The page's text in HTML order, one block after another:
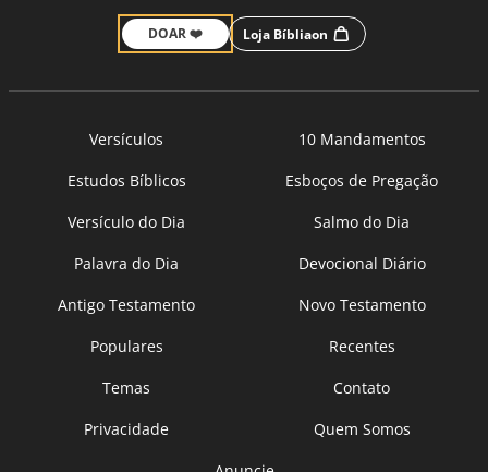
DOAR ❤️ Loja Bíbliaon
Versículos
10 Mandamentos
Estudos Bíblicos
Esboços de Pregação
Versículo do Dia
Salmo do Dia
Palavra do Dia
Devocional Diário
Antigo Testamento
Novo Testamento
Populares
Recentes
Temas
Contato
Privacidade
Quem Somos